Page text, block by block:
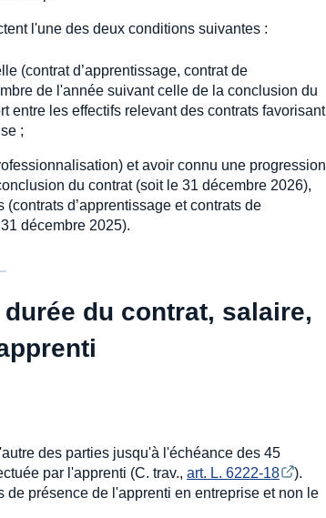
l'une des deux conditions suivantes :
(contrat d’apprentissage, contrat de
de l'année suivant celle de la conclusion du
entre les effectifs relevant des contrats favorisant
;
et avoir connu une progression
du contrat (soit le 31 décembre 2026),
d’apprentissage et contrats de
décembre 2025).
du contrat, salaire,
des parties jusqu'à l'échéance des 45
par l'apprenti (C. trav., art. L. 6222-18
).
présence de l'apprenti en entreprise et non le